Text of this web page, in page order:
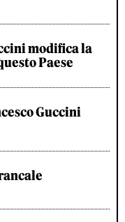
modifica la
Paese
Guccini